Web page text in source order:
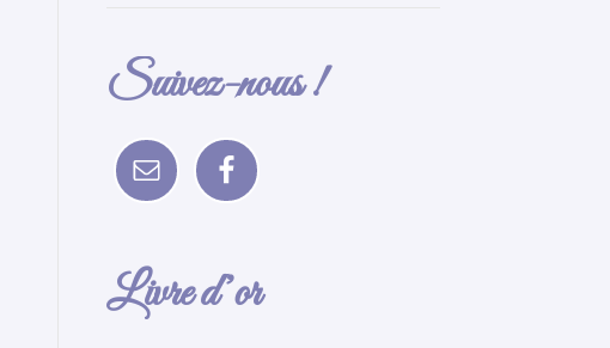
Suivez-nous !
Livre d’or